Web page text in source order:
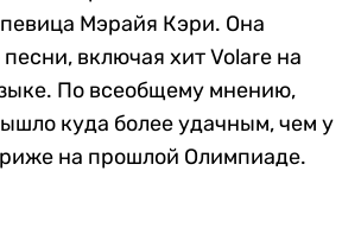
Мэрайя Кэри. Она
включая хит Volare на
По всеобщему мнению,
куда более удачным, чем у
на прошлой Олимпиаде.